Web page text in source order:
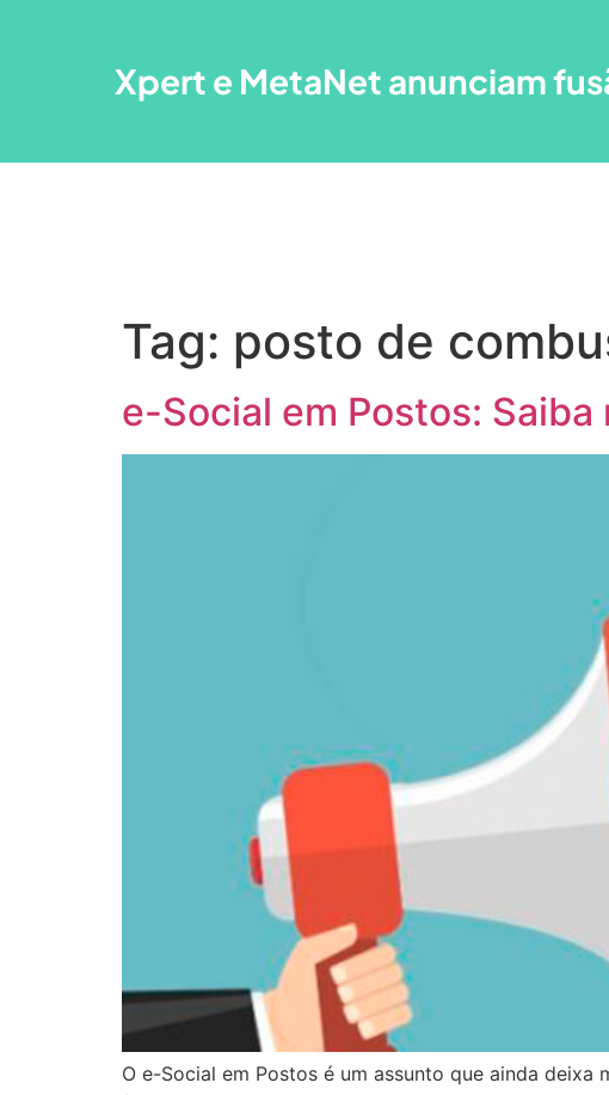
Xpert e MetaNet anunciam
Tag: posto de
e-Social em Postos: Saiba
O e-Social em Postos é um assunto que ainda